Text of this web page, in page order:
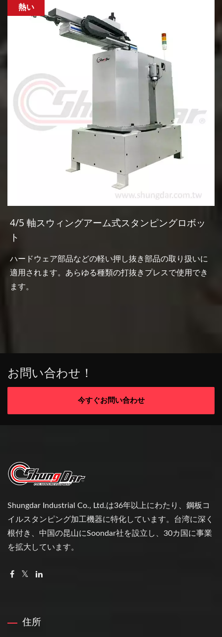
熱い
4/5 軸スウィングアーム式スタンピングロボッ
ト
ハードウェア部品などの軽い押し抜き部品の取り扱いに
適用されます。あらゆる種類の打抜きプレスで使用でき
ます。
お問い合わせ！
今すぐお問い合わせ
Shungdar Industrial Co., Ltd.は36年以上にわたり、鋼板コ
イルスタンピング加工機器に特化しています。台湾に深く
根付き、中国の昆山にSoondar社を設立し、30カ国に事業
を拡大しています。
住所